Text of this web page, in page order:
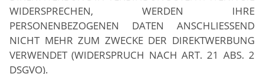
WIDERSPRECHEN, WERDEN IHRE
PERSONENBEZOGENEN DATEN ANSCHLIESSEND
NICHT MEHR ZUM ZWECKE DER DIREKTWERBUNG
VERWENDET (WIDERSPRUCH NACH ART. 21 ABS. 2
DSGVO).